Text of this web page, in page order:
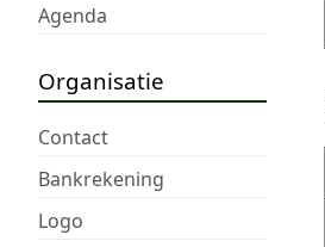
Agenda
Organisatie
Contact
Bankrekening
Logo